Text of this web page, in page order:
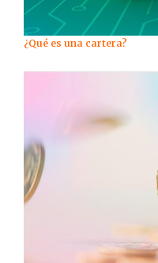
¿Qué es una cartera?